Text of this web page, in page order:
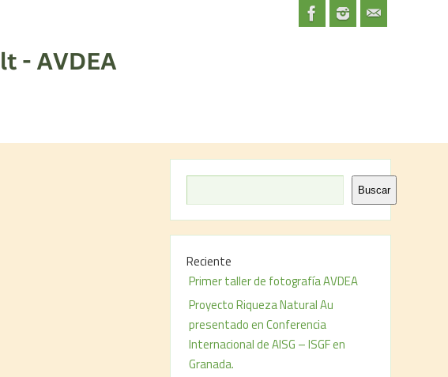
Buscar
Reciente
Primer taller de fotografía AVDEA
Proyecto Riqueza Natural Au
presentado en Conferencia
Internacional de AISG – ISGF en
Granada.